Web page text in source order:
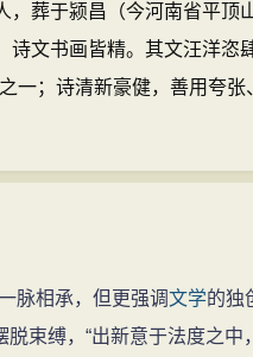
，葬于颍昌（今河南省平顶
诗文书画皆精。其文汪洋恣
一；诗清新豪健，善用夸
开豪放一派，对后世有巨
脉相承，但更强调文学的独
脱束缚，“出新意于法度之中